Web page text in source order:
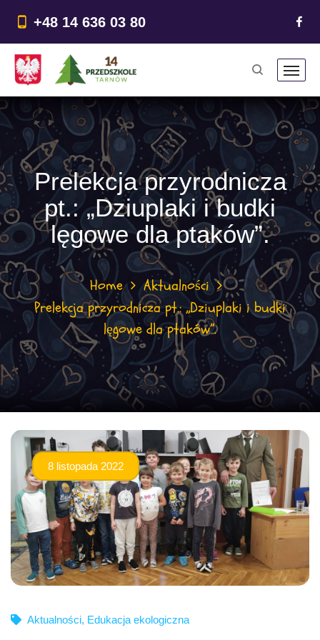
treści
+48 14 636 03 80
Prelekcja przyrodnicza
pt.: „Dziuplaki i budki
lęgowe dla ptaków”.
Home
Aktualności
Prelekcja przyrodnicza pt.: „Dziuplaki i budki
lęgowe dla ptaków”.
8 listopada 2022
Aktualności, Edukacja ekologiczna